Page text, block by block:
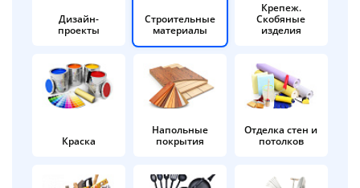
Дизайн-
проекты
Строительные
материалы
Крепеж.
Скобяные
изделия
Краска
Напольные
покрытия
Отделка стен и
потолков
График платежей
Сегодня
%